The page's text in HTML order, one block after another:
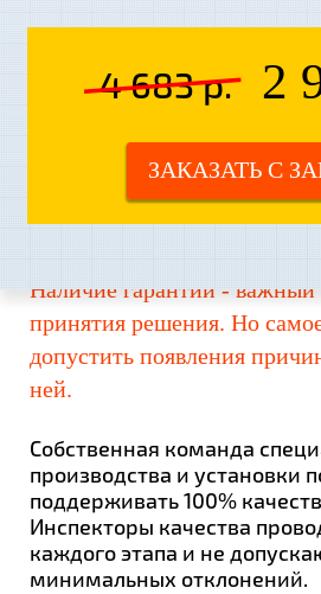
4 683 р. 2
ЗАКАЗАТЬ С
НИ
НЕ
Наличие гарантии - важный
принятия решения. Но
допустить появления
ней.
Собственная команда
производства и установки
поддерживать 100%
Инспекторы качества
каждого этапа и не
минимальных отклонений.